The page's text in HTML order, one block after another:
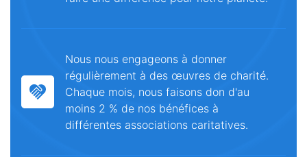
Nous nous engageons à donner
régulièrement à des œuvres de charité.
Chaque mois, nous faisons don d'au
moins 2 % de nos bénéfices à
différentes associations caritatives.